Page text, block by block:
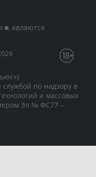
являются
по надзору в
и массовых
Эл № ФС77 –